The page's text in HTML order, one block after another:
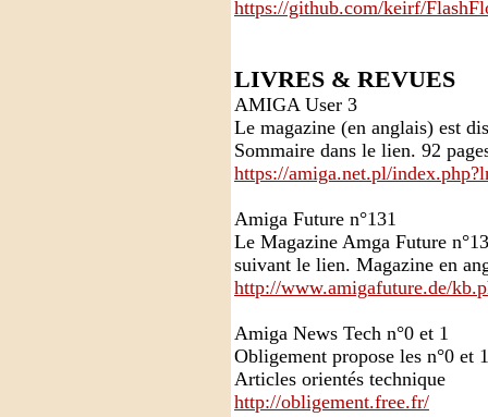
https://github.com/keirf/
LIVRES & REVUES
AMIGA User 3
Le magazine (en anglais) est
Sommaire dans le lien. 92
https://amiga.net.pl/
Amiga Future n°131
Le Magazine Amga Future
suivant le lien. Magazine en
http://www.amigafuture.de/
Amiga News Tech n°0 et 1
Obligement propose les n°0
Articles orientés technique
http://obligement.free.fr/